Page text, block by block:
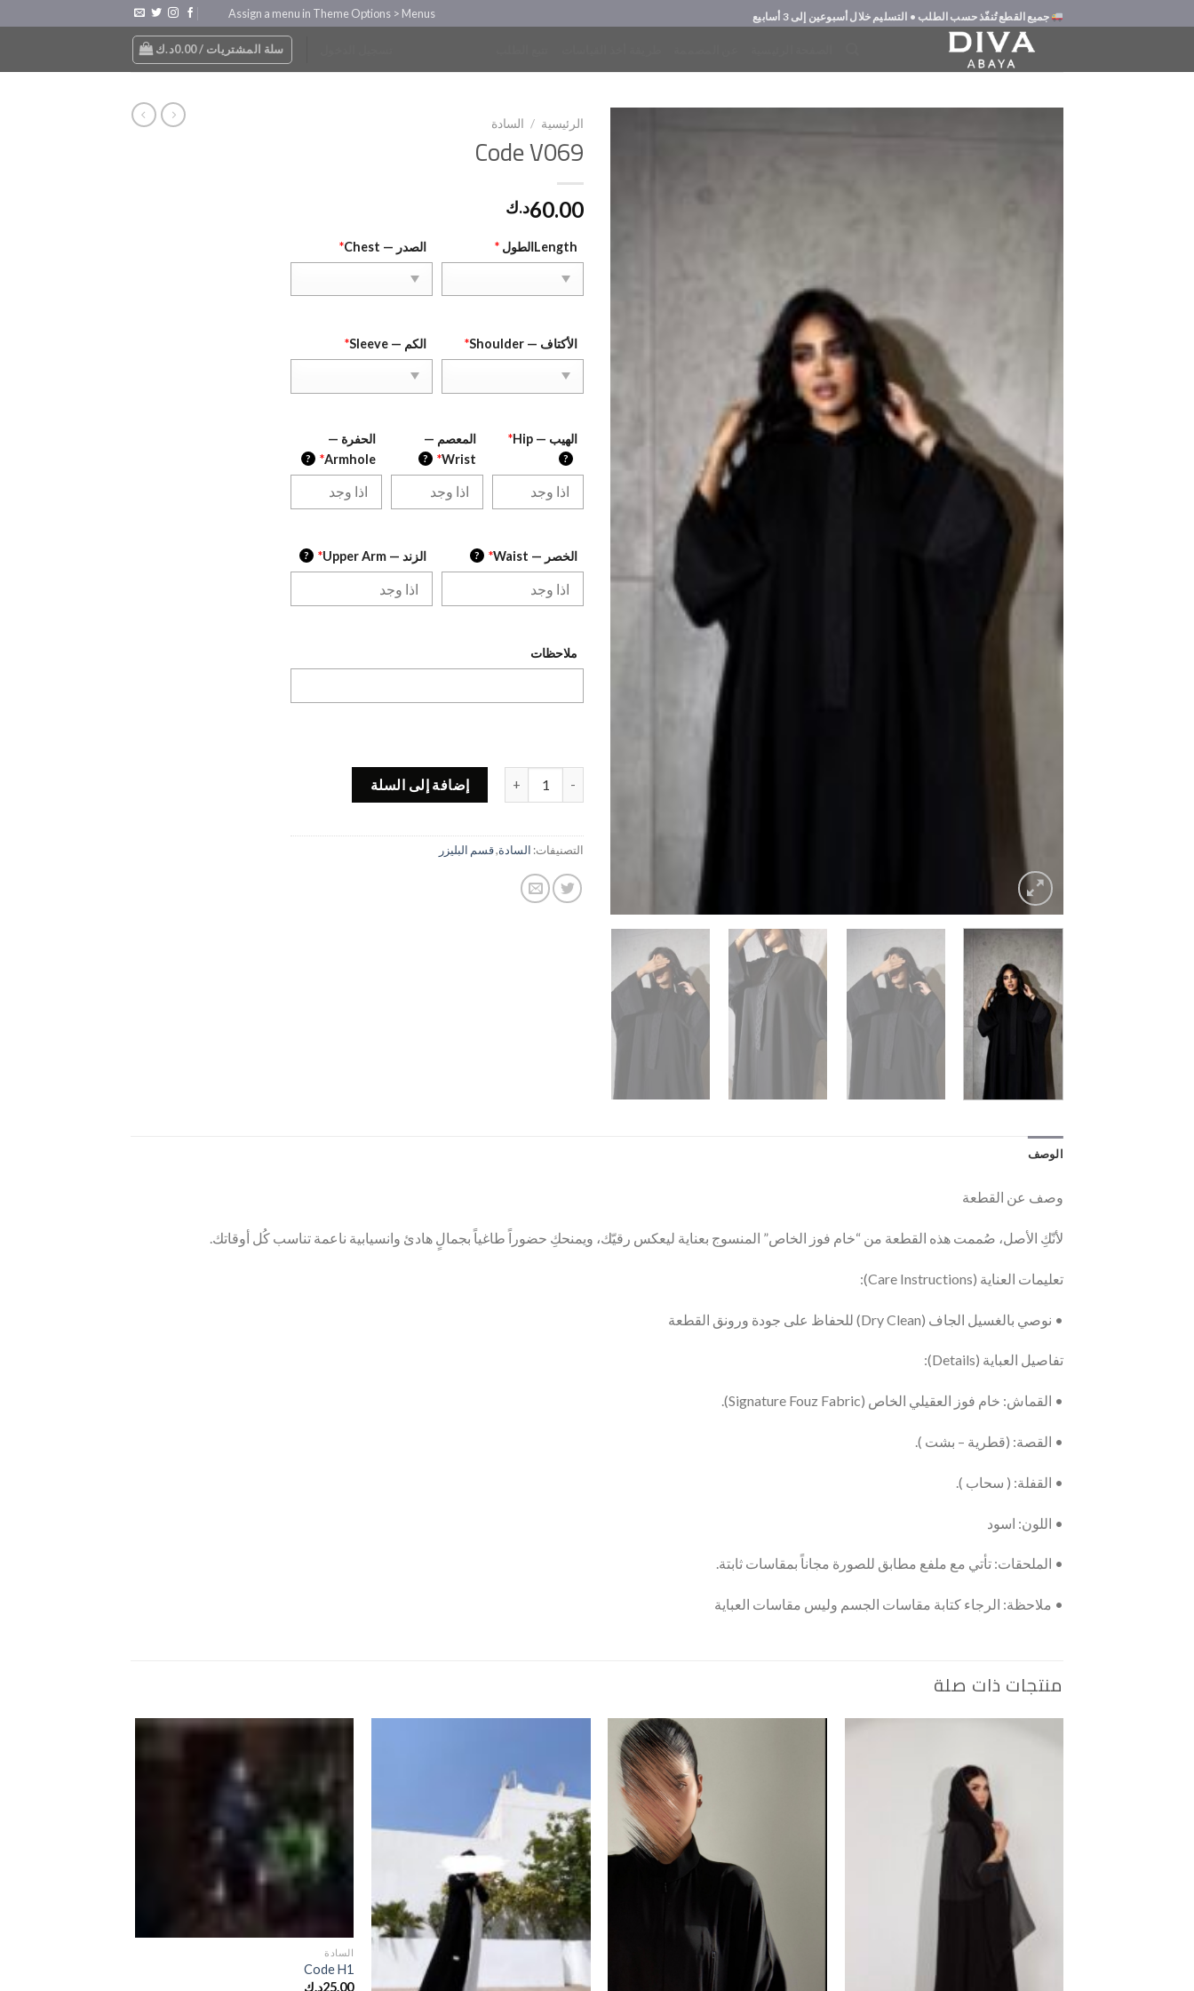
to
جميع القطع تُنفّذ حسب الطلب • التسليم خلال أسبوعين إلى 3 أسابيع Assign a menu in Theme Options > Menus
سلة المشتريات /0.00د.ك
الرئيسية / السادة
Code V069
60.00د.ك
الصدر — Chest * Lengthالطول *
الكم — Sleeve * الأكتاف — Shoulder *
الحفرة —
Armhole
*
?
المعصم —
Wrist
*
?
الهيب — Hip *
?
الزند — Upper Arm *
? الخصر — Waist *
?
ملاحظات
إضافة إلى السلة
التصنيفات: السادة,قسم البليزر
الوصف
وصف عن القطعة
لأنّكِ الأصل، صُممت هذه القطعة من “خام فوز الخاص” المنسوج بعناية ليعكس رقيّك، ويمنحكِ حضوراً طاغياً بجمالٍ هادئ وانسيابية ناعمة تناسب كُل أوقاتك.
تعليمات العناية (Care Instructions):
• نوصي بالغسيل الجاف (Dry Clean) للحفاظ على جودة ورونق القطعة
تفاصيل العباية (Details):
• القماش: خام فوز العقيلي الخاص (Signature Fouz Fabric).
• القصة: (قطرية – بشت ).
• القفلة: ( سحاب ).
• اللون: اسود
• الملحقات: تأتي مع ملفع مطابق للصورة مجاناً بمقاسات ثابتة.
• ملاحظة: الرجاء كتابة مقاسات الجسم وليس مقاسات العباية
منتجات ذات صلة
السادة
Code H1
25.00د.ك